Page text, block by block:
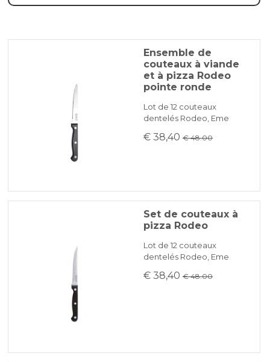
Ensemble de
couteaux à viande
et à pizza Rodeo
pointe ronde
Lot de 12 couteaux
dentelés Rodeo, Eme
€ 38,40 € 48.00
Set de couteaux à
pizza Rodeo
Lot de 12 couteaux
dentelés Rodeo, Eme
€ 38,40 € 48.00